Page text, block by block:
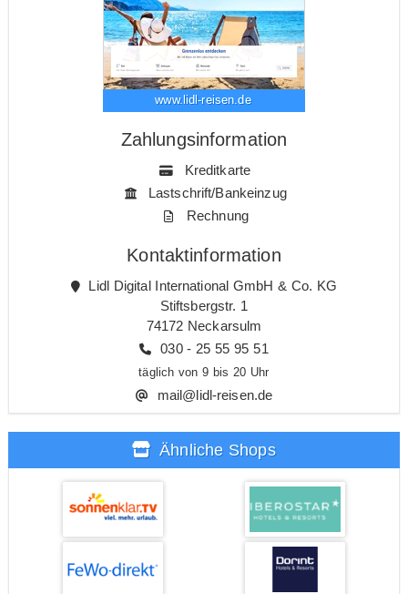
www.lidl-reisen.de
Zahlungsinformation
Kreditkarte
Lastschrift/Bankeinzug
Rechnung
Kontaktinformation
Lidl Digital International GmbH & Co. KG
Stiftsbergstr. 1
74172 Neckarsulm
030 - 25 55 95 51
täglich von 9 bis 20 Uhr
mail@lidl-reisen.de
Ähnliche Shops